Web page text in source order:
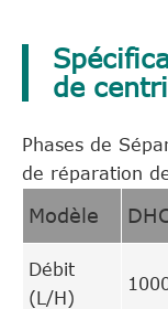
de
Phases de
de réparation
Modèle
Débit
(L/H)